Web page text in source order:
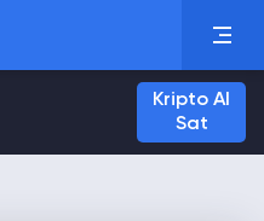
Kripto Al
Sat